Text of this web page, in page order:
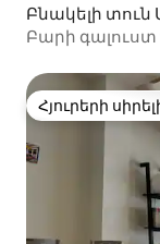
Բնակելի տուն
Բարի
Հյուրերի
Հյուրերի